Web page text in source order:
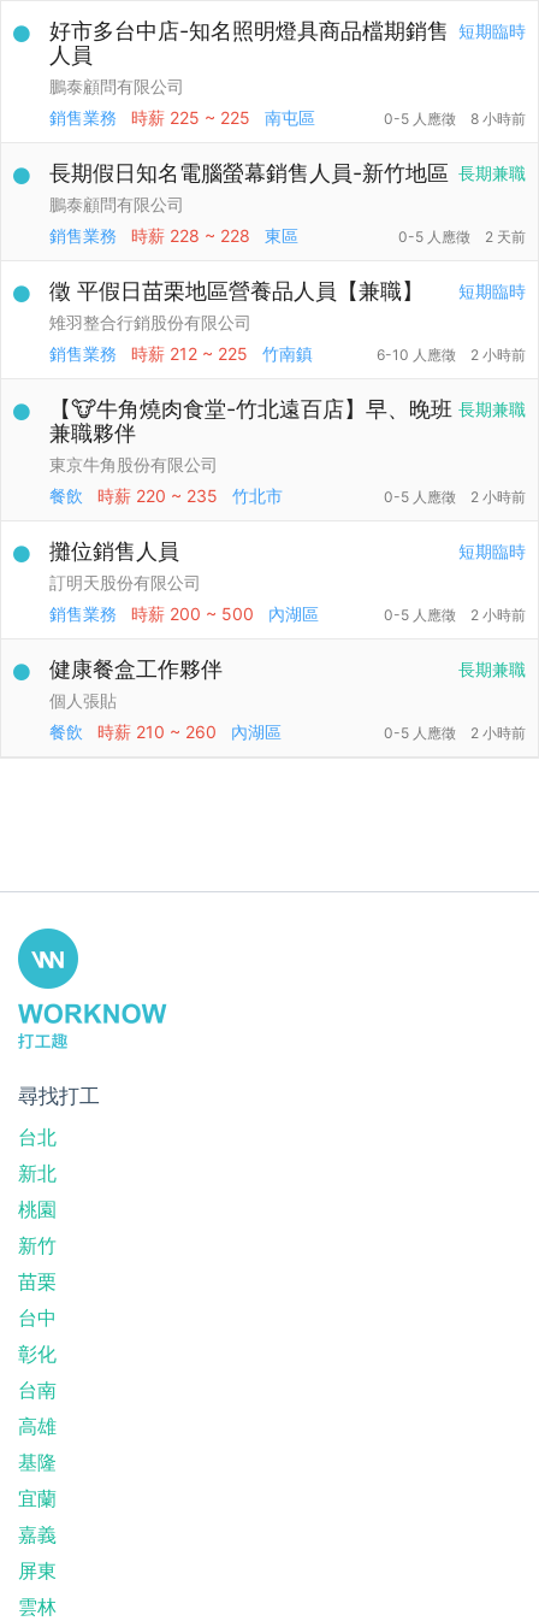
短期臨時
好市多台中店-知名照明燈具商品檔期銷售
人員
鵬泰顧問有限公司
銷售業務
時薪 225 ~ 225 南屯區 0-5 人應徵 8 小時前
長期兼職
長期假日知名電腦螢幕銷售人員-新竹地區
鵬泰顧問有限公司
銷售業務
時薪 228 ~ 228 東區 0-5 人應徵 2 天前
短期臨時
徵 平假日苗栗地區營養品人員【兼職】
雉羽整合行銷股份有限公司
銷售業務
時薪 212 ~ 225 竹南鎮 6-10 人應徵 2 小時前
長期兼職
【🐮牛角燒肉食堂-竹北遠百店】早、晚班
兼職夥伴
東京牛角股份有限公司
餐飲
時薪 220 ~ 235 竹北市 0-5 人應徵 2 小時前
短期臨時
攤位銷售人員
訂明天股份有限公司
銷售業務
時薪 200 ~ 500 內湖區 0-5 人應徵 2 小時前
長期兼職
健康餐盒工作夥伴
個人張貼
餐飲
時薪 210 ~ 260 內湖區 0-5 人應徵 2 小時前
尋找打工
台北
新北
桃園
新竹
苗栗
台中
彰化
台南
高雄
基隆
宜蘭
嘉義
屏東
雲林